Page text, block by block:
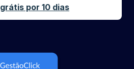
por 10 dias